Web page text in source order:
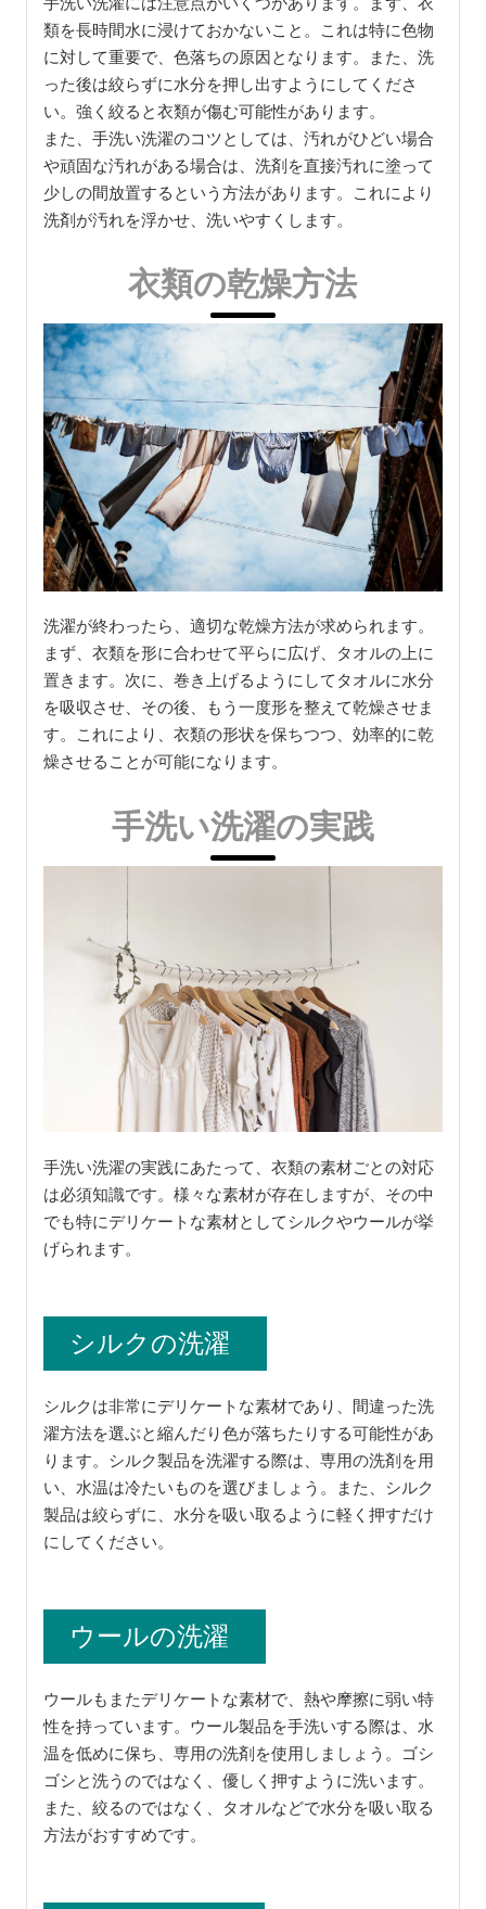
類を長時間水に浸けておかないこと。これは特に色物
に対して重要で、色落ちの原因となります。また、洗
った後は絞らずに水分を押し出すようにしてくださ
い。強く絞ると衣類が傷む可能性があります。
また、手洗い洗濯のコツとしては、汚れがひどい場合
や頑固な汚れがある場合は、洗剤を直接汚れに塗って
少しの間放置するという方法があります。これにより
洗剤が汚れを浮かせ、洗いやすくします。
衣類の乾燥方法
洗濯が終わったら、適切な乾燥方法が求められます。
まず、衣類を形に合わせて平らに広げ、タオルの上に
置きます。次に、巻き上げるようにしてタオルに水分
を吸収させ、その後、もう一度形を整えて乾燥させま
す。これにより、衣類の形状を保ちつつ、効率的に乾
燥させることが可能になります。
手洗い洗濯の実践
手洗い洗濯の実践にあたって、衣類の素材ごとの対応
は必須知識です。様々な素材が存在しますが、その中
でも特にデリケートな素材としてシルクやウールが挙
げられます。
シルクの洗濯
シルクは非常にデリケートな素材であり、間違った洗
濯方法を選ぶと縮んだり色が落ちたりする可能性があ
ります。シルク製品を洗濯する際は、専用の洗剤を用
い、水温は冷たいものを選びましょう。また、シルク
製品は絞らずに、水分を吸い取るように軽く押すだけ
にしてください。
ウールの洗濯
ウールもまたデリケートな素材で、熱や摩擦に弱い特
性を持っています。ウール製品を手洗いする際は、水
温を低めに保ち、専用の洗剤を使用しましょう。ゴシ
ゴシと洗うのではなく、優しく押すように洗います。
また、絞るのではなく、タオルなどで水分を吸い取る
方法がおすすめです。